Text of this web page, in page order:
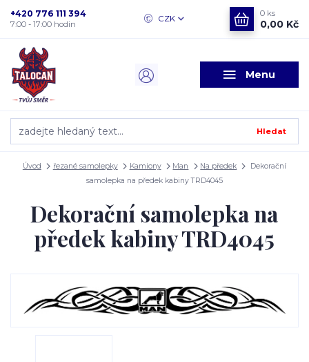
Menu
CZK
Hledat
+420 776 111 394
7:00 - 17:00 hodin
0 ks
0,00 Kč
Úvod řezané samolepky Kamiony Man Na předek
Dekorační
samolepka na předek kabiny TRD4045
Dekorační samolepka na
předek kabiny TRD4045